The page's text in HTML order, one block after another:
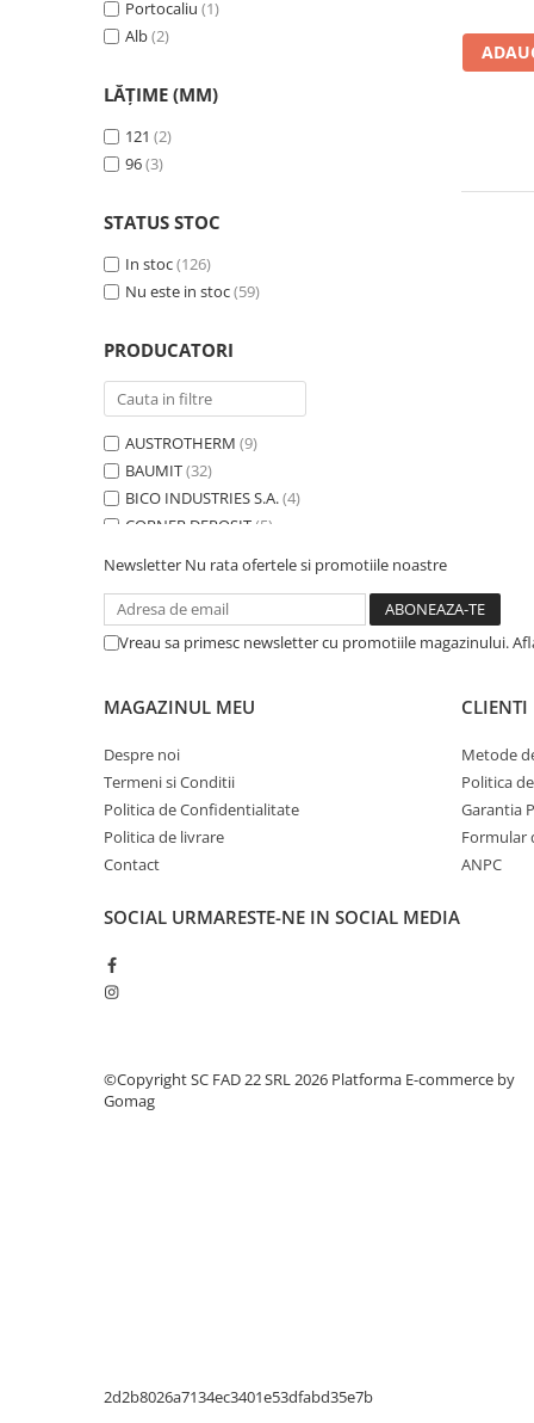
Instrumente de masurat si trasat
Suruburi, cuie, dibluri si alte
Dibluri cu surub
Dibluri cui percutie
Dibluri pentru gips-carton
Dibluri pentru lemn
Dibluri pentru termoizolatii
Dibluri rosii SFX
Suruburi pentru gips-carton
Suruburi pentru lemn
Suruburi pentru tabla
Ancore mecanice
Cuie constructii
Finisaje si amenajari interioare
Gips carton, profile si accesorii
Placi gips carton
Benzi gips carton
Silicon, spume si adezivi de montaj
Unelte si accesorii pentru zidarie si
Portocaliu (1)
Alb(2)
LĂȚIME (MM)
121 (2)
96(3)
STATUS STOC
In stoc(126)
Nu este in stoc(59)
PRODUCATORI
AUSTROTHERM (9)
BAUMIT(32)
BICO INDUSTRIES S.A.(4)
CORNER DEPOSIT (5)
FixAD (3)
FORTEM(15)
KNAUF (5)
KNAUF INSULATION
Luvia (15)
Schweighofer (9)
SINIAT
(15)
Swiss
Newsletter Nu rata ofertele si promotiile noastre
Vreau sa primesc newsletter cu promotiile magazinului.
MAGAZINUL MEU
Despre noi
Termeni si Conditii
Politica de Confidentialitate
Politica de livrare
Contact
CLIENTI
Metode
Politica
Garantia
Formular
ANPC
SOCIAL URMARESTE-NE IN SOCIAL MEDIA
©Copyright SC FAD 22 SRL 2026 Platforma E-commerce by
Gomag
2d2b8026a7134ec3401e53dfabd35e7b